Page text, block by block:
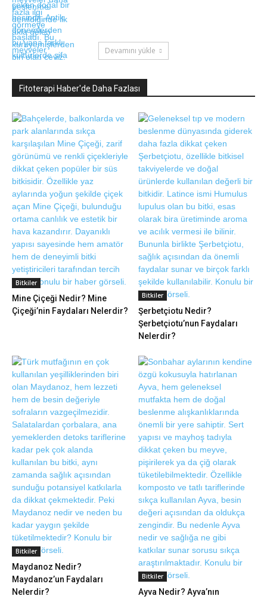
Devamını yükle
Fitoterapi Haber'de Daha Fazlası
Bitkiler
Mine Çiçeği Nedir? Mine
Çiçeği’nin Faydaları Nelerdir?
Bitkiler
Şerbetçiotu Nedir?
Şerbetçiotu’nun Faydaları
Nelerdir?
Bitkiler
Maydanoz Nedir?
Maydanoz’un Faydaları
Nelerdir?
Bitkiler
Ayva Nedir? Ayva’nın